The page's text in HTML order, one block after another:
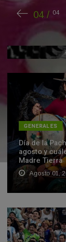
GENERALES
Día de la
agosto y
Madre Tierra
Agosto 01,